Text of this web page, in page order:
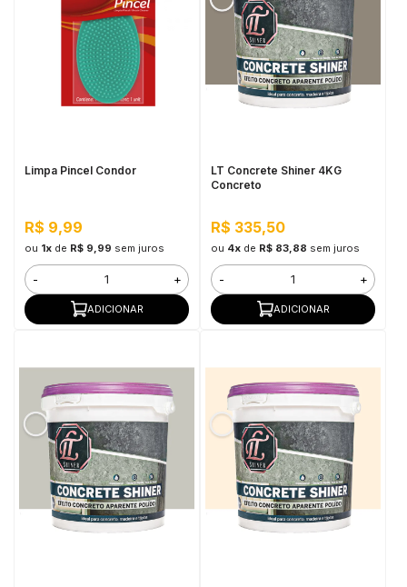
Limpa Pincel Condor
R$ 9,99
ou 1xde R$ 9,99 sem juros
- +
ADICIONAR
LT Concrete Shiner 4KG
Concreto
R$ 335,50
ou 4xde R$ 83,88 sem juros
- +
ADICIONAR